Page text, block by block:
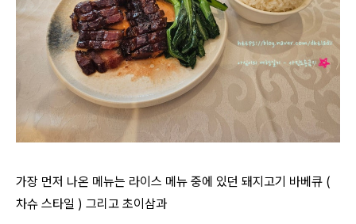
가장 먼저 나온 메뉴는 라이스 메뉴 중에 있던 돼지고기 바베큐 (
차슈 스타일 ) 그리고 초이삼과